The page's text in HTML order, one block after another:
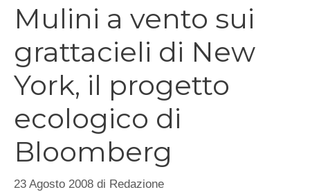
Mulini a vento sui
grattacieli di New
York, il progetto
ecologico di
Bloomberg
23 Agosto 2008 di Redazione